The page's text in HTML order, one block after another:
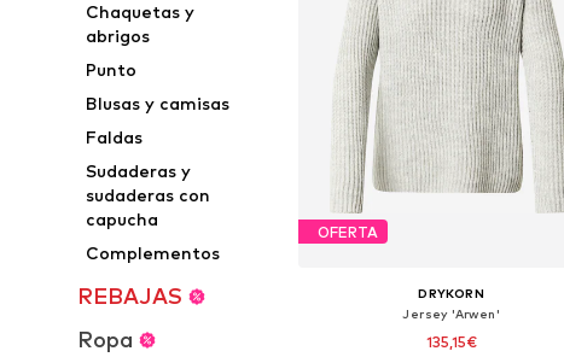
Chaquetas y
abrigos
Punto
Blusas y camisas
Faldas
Sudaderas y
sudaderas con
capucha
Complementos
REBAJAS
Ropa
OFERTA
DRYKORN
Jersey 'Arwen'
135,15€